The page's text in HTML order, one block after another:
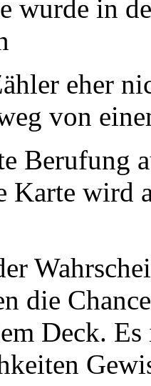
wurde in
eher
von
Berufung
Karte wird
die
Deck.